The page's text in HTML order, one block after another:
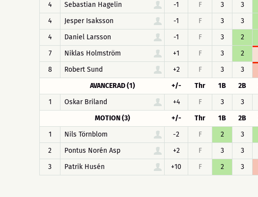
4
Sebastian Hagelin -1 F 3 3
4
Jesper Isaksson -1 F 3 3
4
Daniel Larsson -1 F 3 2
7
Niklas Holmström +1 F 3 2
8
Robert Sund +2 F 3 3
AVANCERAD (1)
+/- Thr 1B 2B
1
Oskar Briland +4 F 3 3
MOTION (3)
+/- Thr 1B 2B
1
Nils Törnblom -2 F 2 3
2
Pontus Norén Asp +2 F 3 3
3
Patrik Husén +10 F 2 3